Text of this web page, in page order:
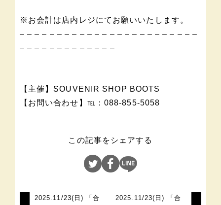
※お会計は店内レジにてお願いいたします。
– – – – – – – – – – – – – – – – – – – – – – – –
– – – – – – – – – – – – –
【主催】SOUVENIR SHOP BOOTS
【お問い合わせ】℡：088-855-5058
この記事をシェアする
2025.11/23(日) 「合
2025.11/23(日) 「合